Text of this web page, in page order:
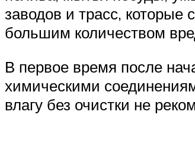
заводов и трасс, которые
большим количеством
В первое время после
химическими
влагу без очистки не